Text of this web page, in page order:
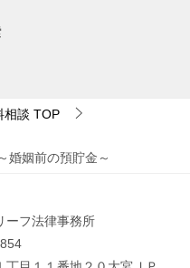
相談 TOP
婚姻前の預貯金～
ーフ法律事務所